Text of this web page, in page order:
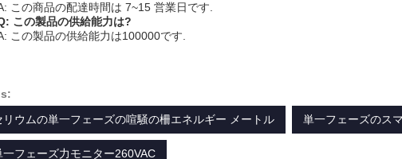
この商品の配達時間は 7~15 営業日です.
この製品の供給能力は?
この製品の供給能力は100000です.
リウムの単一フェーズの喧騒の柵エネルギー メートル
単一フェーズのス
一フェーズ力モニター260VAC